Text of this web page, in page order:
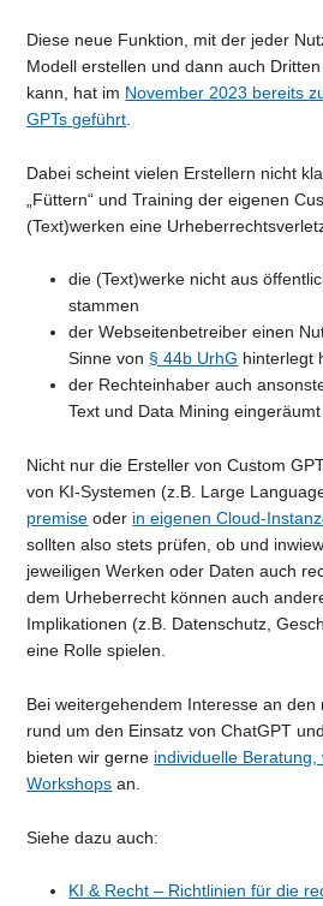
Diese neue Funktion, mit der jeder
Modell erstellen und dann auch
kann, hat im November 2023 bereits
GPTs geführt
Dabei scheint vielen Erstellern nicht
„Füttern“ und Training der eigenen
(Text)werken eine
die (Text)werke nicht aus
stammen
der Webseitenbetreiber einen
Sinne von § 44b UrhG hinterlegt
der Rechteinhaber auch
Text und Data Mining
Nicht nur die Ersteller von Custom
von KI-Systemen (z.B. Large
premise oder in eigenen Cloud-
sollten also stets prüfen, ob und
jeweiligen Werken oder Daten auch
dem Urheberrecht können auch
Implikationen (z.B. Datenschutz,
eine Rolle spielen.
Bei weitergehendem Interesse an den
rund um den Einsatz von ChatGPT
bieten wir gerne individuelle
Workshops an.
Siehe dazu auch:
KI & Recht – Richtlinien für die